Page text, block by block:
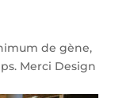
de gène,
Merci Design